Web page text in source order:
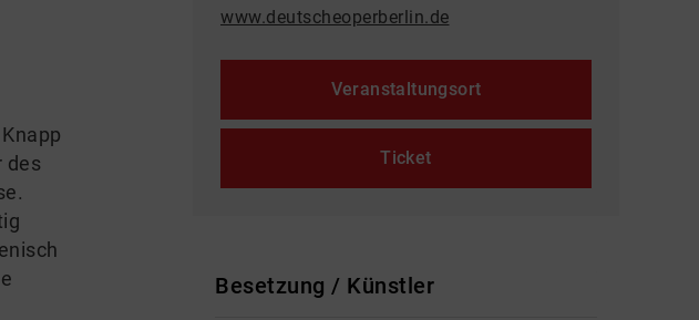
des
www.deutscheoperberlin.de
Veranstaltungsort
Ticket
Besetzung / Künstler